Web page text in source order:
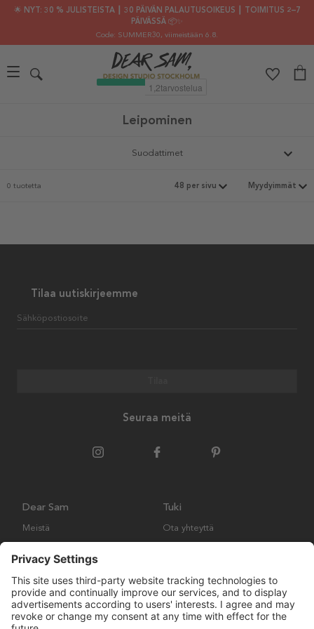
🌟 NYT: 30 % JULISTEISTA ┃ 30 PÄIVÄN PALAUTUSOIKEUS ┃ TOIMITUS 2–7
PÄIVÄSSÄ 📦✨
Code: SUMMER30, viimeistään 6.8.
Leipominen
Suodattimet
0 tuotetta
Tilaa uutiskirjeemme
Sähköpostiosoite
Seuraa meitä
Dear Sam
Meistä
Tuki
Ota yhteyttä
Palautukset ja vaatimukset